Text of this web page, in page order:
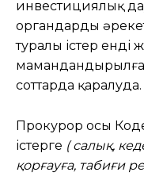
инвестициялық
органдардың
туралы істер енді
соттарда қаралуда.
Прокурор осы
істерге ( салық,
қорғауға, табиғи